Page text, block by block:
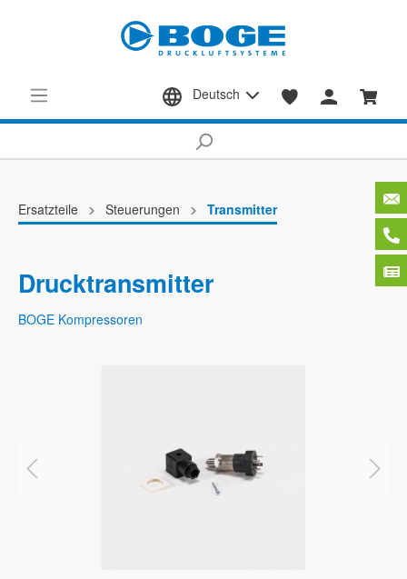
Deutsch
Ersatzteile Steuerungen Transmitter
Drucktransmitter
BOGE Kompressoren